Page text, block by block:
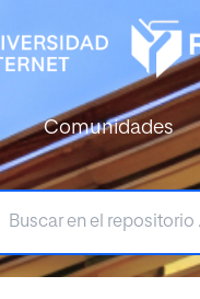
Comunidades